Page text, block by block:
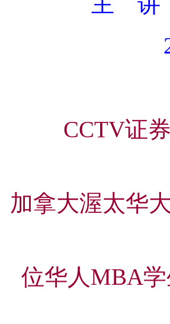
CCTV证
加拿大渥太华
位华人MBA